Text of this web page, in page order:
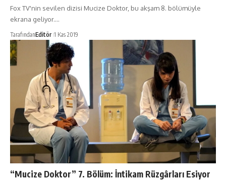
Fox TV'nin sevilen dizisi Mucize Doktor, bu akşam 8. bölümüyle
ekrana geliyor.…
TarafındanEditör 1 Kas 2019
“Mucize Doktor” 7. Bölüm: İntikam Rüzgârları Esiyor